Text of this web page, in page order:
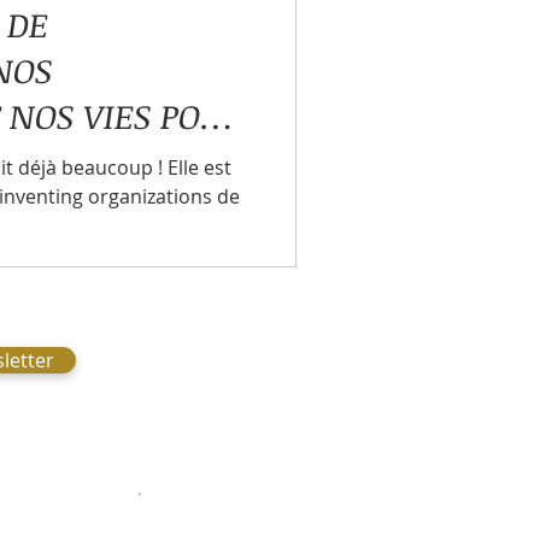
VIES POUR
PLUS
déjà beaucoup ! Elle est
organizations de
.Chernex, Suisse